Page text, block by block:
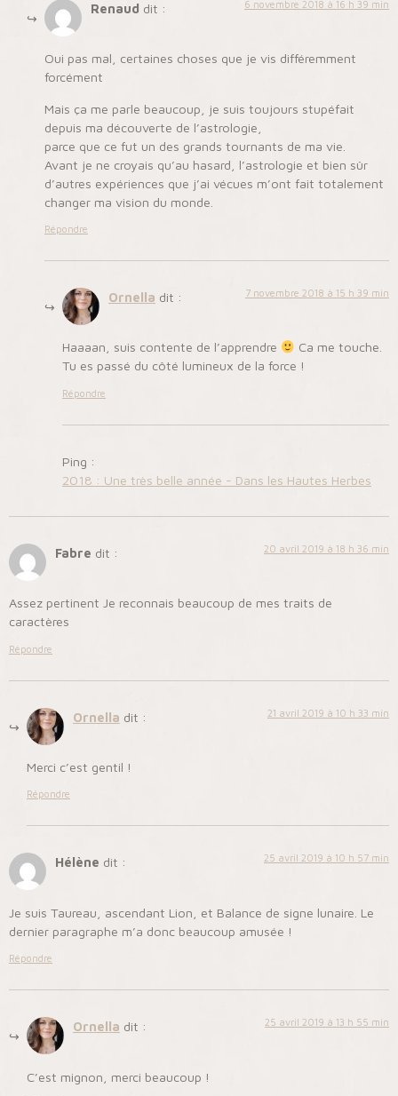
Renaud dit : 6 novembre 2018 à 16 h 39 min
Oui pas mal, certaines choses que je vis différemment
forcément
Mais ça me parle beaucoup, je suis toujours stupéfait
depuis ma découverte de l’astrologie,
parce que ce fut un des grands tournants de ma vie.
Avant je ne croyais qu’au hasard, l’astrologie et bien sûr
d’autres expériences que j’ai vécues m’ont fait totalement
changer ma vision du monde.
Répondre
Ornella dit : 7 novembre 2018 à 15 h 39 min
Haaaan, suis contente de l’apprendre
Ca me touche.
Tu es passé du côté lumineux de la force !
Répondre
Ping :
2018 : Une très belle année - Dans les Hautes Herbes
Fabre dit : 20 avril 2019 à 18 h 36 min
Assez pertinent Je reconnais beaucoup de mes traits de
caractères
Répondre
Ornella dit : 21 avril 2019 à 10 h 33 min
Merci c’est gentil !
Répondre
Hélène dit : 25 avril 2019 à 10 h 57 min
Je suis Taureau, ascendant Lion, et Balance de signe lunaire. Le
dernier paragraphe m’a donc beaucoup amusée !
Répondre
Ornella dit : 25 avril 2019 à 13 h 55 min
C’est mignon, merci beaucoup !